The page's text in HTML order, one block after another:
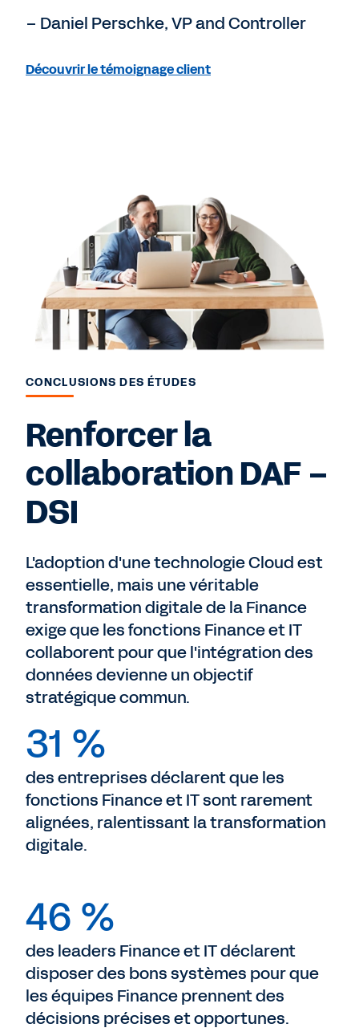
– Daniel Perschke, VP and Controller
Découvrir le témoignage client
CONCLUSIONS DES ÉTUDES
Renforcer la
collaboration DAF –
DSI
L'adoption d'une technologie Cloud est
essentielle, mais une véritable
transformation digitale de la Finance
exige que les fonctions Finance et IT
collaborent pour que l'intégration des
données devienne un objectif
stratégique commun.
31 %
des entreprises déclarent que les
fonctions Finance et IT sont rarement
alignées, ralentissant la transformation
digitale.
46 %
des leaders Finance et IT déclarent
disposer des bons systèmes pour que
les équipes Finance prennent des
décisions précises et opportunes.